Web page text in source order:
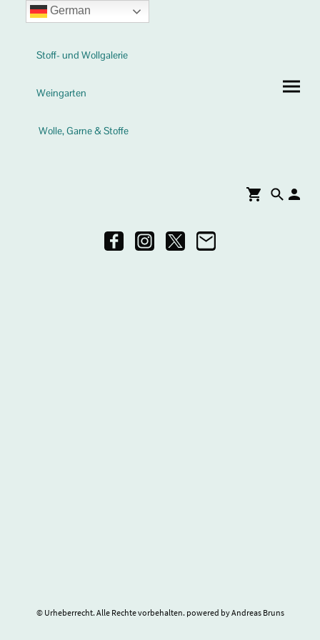
Stoff- und Wollgalerie
Weingarten
Wolle, Garne & Stoffe
© Urheberrecht. Alle Rechte vorbehalten. powered by Andreas Bruns
German